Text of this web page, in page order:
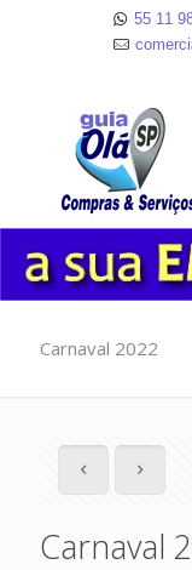
55 11
Carnaval 2022
Carnaval